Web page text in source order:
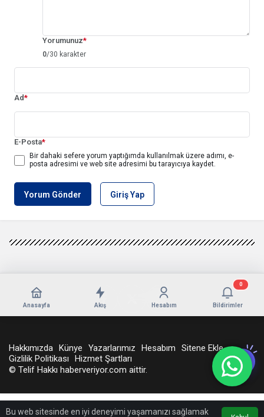
Yorumunuz*
0/30 karakter
Ad*
E-Posta*
Bir dahaki sefere yorum yaptığımda kullanılmak üzere adımı, e-
posta adresimi ve web site adresimi bu tarayıcıya kaydet.
Yorum Gönder Giriş Yap
Bu web sitesinde en iyi deneyimi yaşamanızı sağlamak
Anasayfa Akış Hesabım Bildirimler
0
Hakkımızda Künye Yazarlarımız Hesabım
Sitene Ekle
Gizlilik Politikası
Hizmet Şartları
© Telif Hakkı haberveriyor.com aittir.